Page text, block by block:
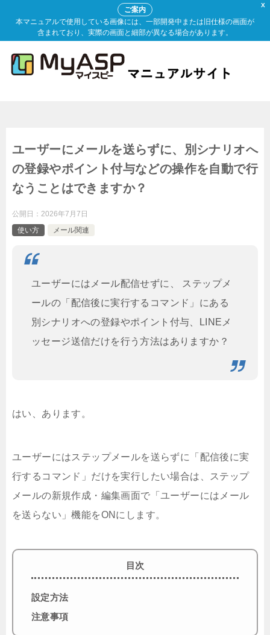
X
ご案内
本マニュアルで使用している画像には、一部開発中または旧仕様の画面が
含まれており、実際の画面と細部が異なる場合があります。
ユーザーにメールを送らずに、別シナリオへ
の登録やポイント付与などの操作を自動で行
なうことはできますか？
公開日： 2026年7月7日
使い方
メール関連
ユーザーにはメール配信せずに、 ステップメ
ールの「配信後に実行するコマンド」にある
別シナリオへの登録やポイント付与、LINEメ
ッセージ送信だけを行う方法はありますか？
はい、あります。
ユーザーにはステップメールを送らずに「配信後に実
行するコマンド」だけを実行したい場合は、ステップ
メールの新規作成・編集画面で「ユーザーにはメール
を送らない」機能をONにします。
目次
設定方法
注意事項